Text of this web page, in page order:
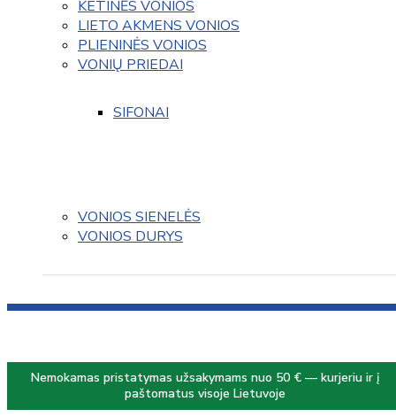
KETINĖS VONIOS
LIETO AKMENS VONIOS
PLIENINĖS VONIOS
VONIŲ PRIEDAI
SIFONAI
VONIOS SIENELĖS
VONIOS DURYS
Nemokamas pristatymas užsakymams nuo 50 € — kurjeriu ir į
paštomatus visoje Lietuvoje